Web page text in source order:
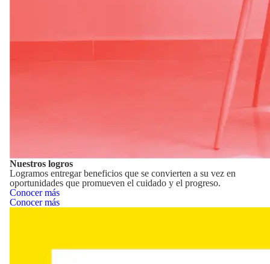
Nuestros logros
Logramos entregar beneficios que se convierten a su vez en
oportunidades que promueven el cuidado y el progreso.
Conocer más
Conocer más